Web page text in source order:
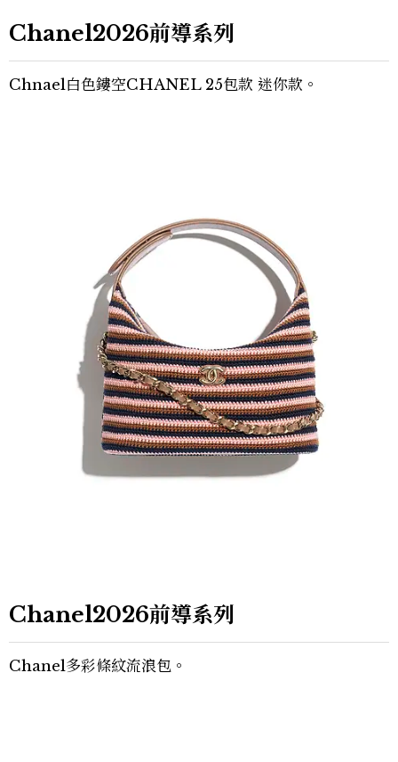
Chanel2026前導系列
Chnael白色鏤空CHANEL 25包款 迷你款。
Chanel2026前導系列
Chanel多彩條紋流浪包。